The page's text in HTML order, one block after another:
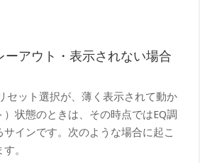
ーアウト・表示されない場合
セット選択が、薄く表示されて動か
状態のときは、その時点ではEQ調
インです。次のような場合に起こ
。